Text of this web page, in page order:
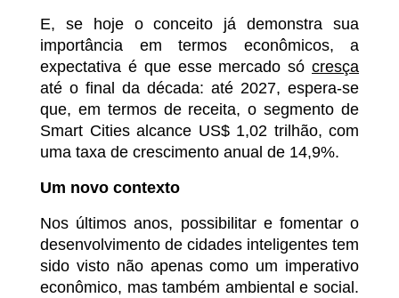
E, se hoje o conceito já demonstra sua
importância em termos econômicos, a
expectativa é que esse mercado só cresça
até o final da década: até 2027, espera-se
que, em termos de receita, o segmento de
Smart Cities alcance US$ 1,02 trilhão, com
uma taxa de crescimento anual de 14,9%.
Um novo contexto
Nos últimos anos, possibilitar e fomentar o
desenvolvimento de cidades inteligentes tem
sido visto não apenas como um imperativo
econômico, mas também ambiental e social.